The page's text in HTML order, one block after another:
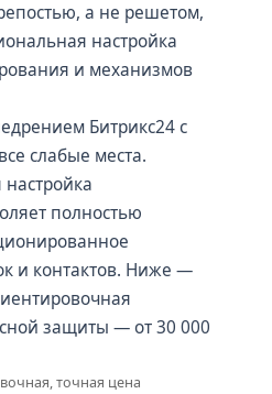
а не решетом,
настройка
и механизмов
Битрикс24 с
слабые места.
полностью
и контактов. Ниже —
защиты — от 30 000
точная цена